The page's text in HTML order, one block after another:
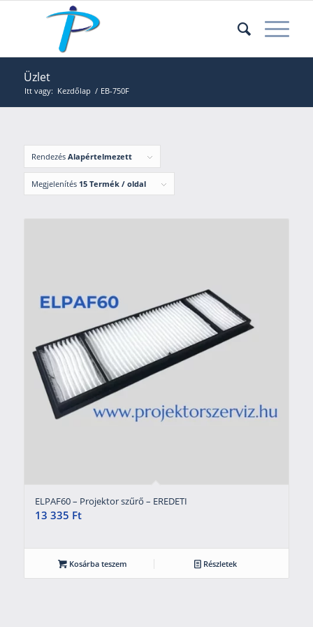
Üzlet
Itt vagy: Kezdőlap / EB-750F
Rendezés Alapértelmezett
Megjelenítés 15 Termék / oldal
ELPAF60 – Projektor szűrő – EREDETI
13 335 Ft
Kosárba teszem Részletek